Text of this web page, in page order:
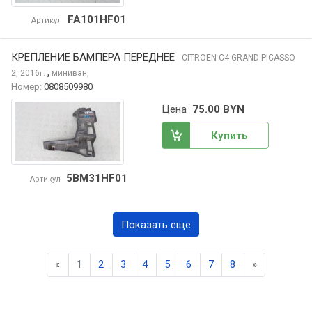
Артикул FA101HF01
КРЕПЛЕНИЕ БАМПЕРА ПЕРЕДНЕЕ
CITROEN C4 GRAND PICASSO
2, 2016г. , минивэн,
Номер: 0808509980
Артикул 5BM31HF01
Цена 75.00 BYN
Купить
Показать ещё
« Previous
1 2 3 4 5 6 7 8 »Next